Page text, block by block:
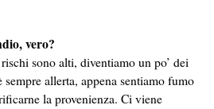
vero?
sono alti, diventiamo un po’ dei
allerta, appena sentiamo fumo
la provenienza. Ci viene